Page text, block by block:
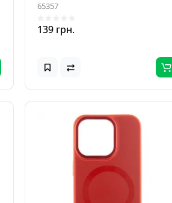
65357
139 грн.